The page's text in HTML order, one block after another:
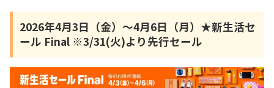
2026年4月3日（金）〜4月6日（月）★新生活セ
ール Final ※3/31(火)より先行セール